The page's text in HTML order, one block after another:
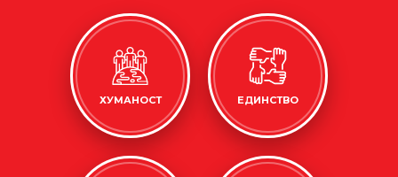
ХУМАНОСТ ЕДИНСТВО